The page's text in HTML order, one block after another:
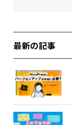
最新の記事